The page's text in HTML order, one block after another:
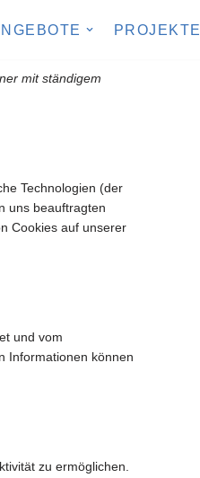
PROJEKTE
mit ständigem
Technologien (der
uns beauftragten
Cookies auf unserer
und vom
Informationen können
zu ermöglichen.